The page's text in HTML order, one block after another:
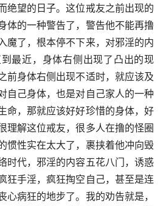
绝望的日子。这位戒友之前出现的
体的一种警告了，警告他不能再撸
魔了，根本停不下来，对邪淫的内
最近，身体右侧出现了凸出的现
前身体右侧出现不适时，就应该及
自己身体，也是对自己家人的一种
命，那就应该好好珍惜的身体，好
理解这位戒友，很多人在撸的怪圈
惯性实在太大了，裹挟着他冲向毁
时代，邪淫的内容五花八门，诱惑
狂手淫，疯狂掏空自己，甚至是连
心病狂的地步了。我的劝告就是，